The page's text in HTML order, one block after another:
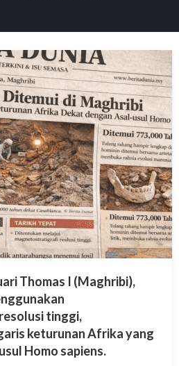
Thomas I (Maghribi),
tinggi,
keturunan Afrika yang
Homo sapiens.